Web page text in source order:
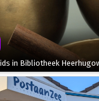
in Bibliotheek